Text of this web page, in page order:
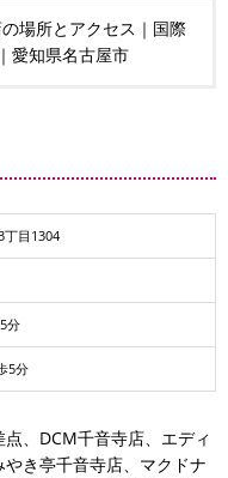
場所とアクセス｜国際
愛知県名古屋市
丁目1304
分
5分
、DCM千音寺店、エディ
き亭千音寺店、マクドナ